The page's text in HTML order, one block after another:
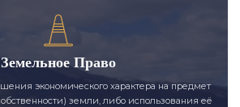
Земельное Право
экономического характера на предмет
земли, либо использования её